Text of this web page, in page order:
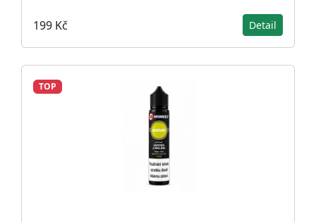
199 Kč Detail
TOP